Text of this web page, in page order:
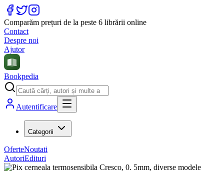
Comparăm prețuri de la peste 6 librării online
Contact
Despre noi
Ajutor
Bookpedia
Autentificare
Categorii
OferteNoutati
AutoriEdituri